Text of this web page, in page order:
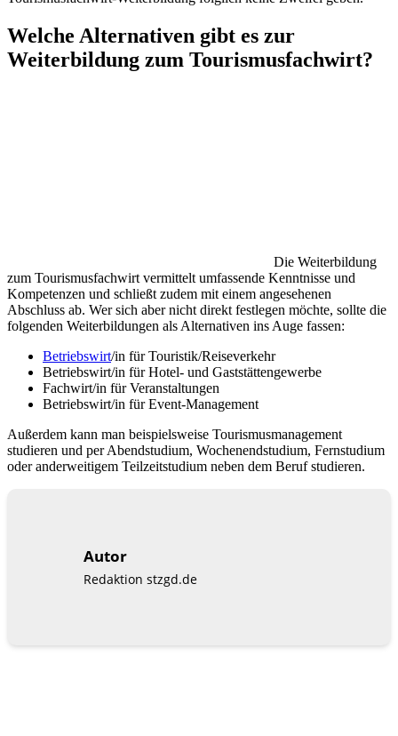
Welche Alternativen gibt es zur
Weiterbildung zum Tourismusfachwirt?
Die Weiterbildung
zum Tourismusfachwirt vermittelt umfassende Kenntnisse und
Kompetenzen und schließt zudem mit einem angesehenen
Abschluss ab. Wer sich aber nicht direkt festlegen möchte, sollte die
folgenden Weiterbildungen als Alternativen ins Auge fassen:
Betriebswirt/in für Touristik/Reiseverkehr
Betriebswirt/in für Hotel- und Gaststättengewerbe
Fachwirt/in für Veranstaltungen
Betriebswirt/in für Event-Management
Außerdem kann man beispielsweise Tourismusmanagement
studieren und per Abendstudium, Wochenendstudium, Fernstudium
oder anderweitigem Teilzeitstudium neben dem Beruf studieren.
Autor
Redaktion stzgd.de